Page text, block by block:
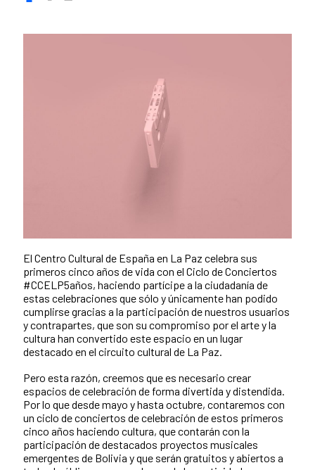
El Centro Cultural de España en La Paz celebra sus
primeros cinco años de vida con el Ciclo de Conciertos
#CCELP5años, haciendo partícipe a la ciudadanía de
estas celebraciones que sólo y únicamente han podido
cumplirse gracias a la participación de nuestros usuarios
y contrapartes, que son su compromiso por el arte y la
cultura han convertido este espacio en un lugar
destacado en el circuito cultural de La Paz.
Pero esta razón, creemos que es necesario crear
espacios de celebración de forma divertida y distendida.
Por lo que desde mayo y hasta octubre, contaremos con
un ciclo de conciertos de celebración de estos primeros
cinco años haciendo cultura, que contarán con la
participación de destacados proyectos musicales
emergentes de Bolivia y que serán gratuitos y abiertos a